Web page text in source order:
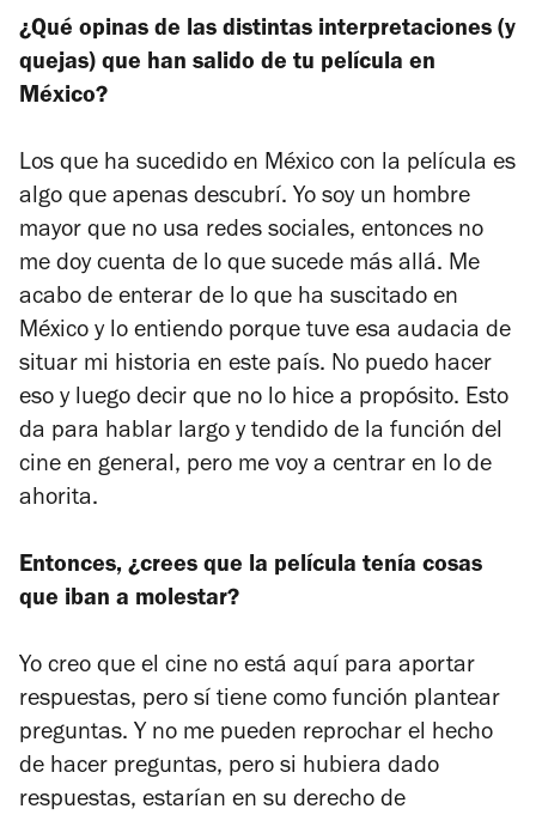
¿Qué opinas de las distintas interpretaciones (y
quejas) que han salido de tu película en
México?
Los que ha sucedido en México con la película es
algo que apenas descubrí. Yo soy un hombre
mayor que no usa redes sociales, entonces no
me doy cuenta de lo que sucede más allá. Me
acabo de enterar de lo que ha suscitado en
México y lo entiendo porque tuve esa audacia de
situar mi historia en este país. No puedo hacer
eso y luego decir que no lo hice a propósito. Esto
da para hablar largo y tendido de la función del
cine en general, pero me voy a centrar en lo de
ahorita.
Entonces, ¿crees que la película tenía cosas
que iban a molestar?
Yo creo que el cine no está aquí para aportar
respuestas, pero sí tiene como función plantear
preguntas. Y no me pueden reprochar el hecho
de hacer preguntas, pero si hubiera dado
respuestas, estarían en su derecho de